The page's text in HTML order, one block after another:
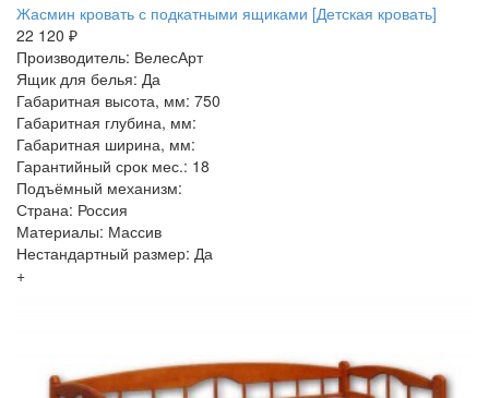
Жасмин кровать с подкатными ящиками [Детская кровать]
22 120 ₽
Производитель: ВелесАрт
Ящик для белья: Да
Габаритная высота, мм: 750
Габаритная глубина, мм:
Габаритная ширина, мм:
Гарантийный срок мес.: 18
Подъёмный механизм:
Страна: Россия
Материалы: Массив
Нестандартный размер: Да
+